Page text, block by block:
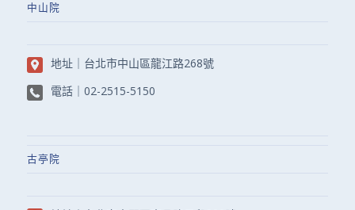
中山院
地址｜ 台北市中山區龍江路268號
電話｜ 02-2515-5150
古亭院